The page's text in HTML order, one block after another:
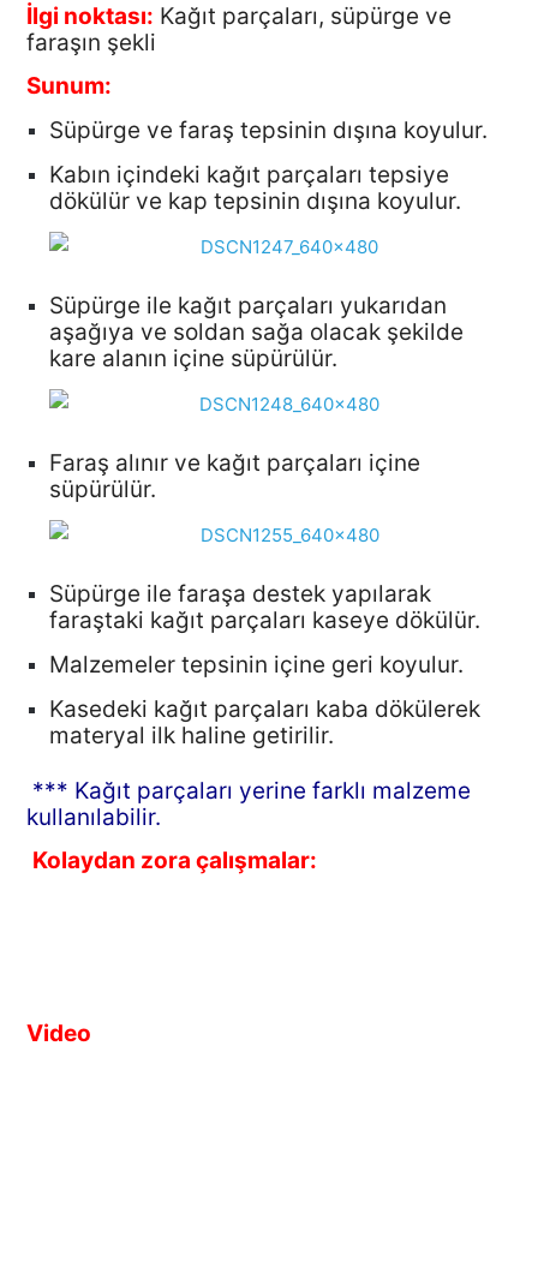
İlgi noktası: Kağıt parçaları, süpürge ve
faraşın şekli
Sunum:
Süpürge ve faraş tepsinin dışına koyulur.
Kabın içindeki kağıt parçaları tepsiye
dökülür ve kap tepsinin dışına koyulur.
Süpürge ile kağıt parçaları yukarıdan
aşağıya ve soldan sağa olacak şekilde
kare alanın içine süpürülür.
Faraş alınır ve kağıt parçaları içine
süpürülür.
Süpürge ile faraşa destek yapılarak
faraştaki kağıt parçaları kaseye dökülür.
Malzemeler tepsinin içine geri koyulur.
Kasedeki kağıt parçaları kaba dökülerek
materyal ilk haline getirilir.
*** Kağıt parçaları yerine farklı malzeme
kullanılabilir.
Kolaydan zora çalışmalar:
Video